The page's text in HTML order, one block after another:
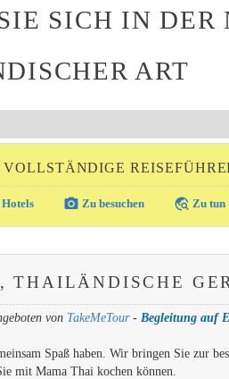
SICH IN
ART
VOLLSTÄNDIGE
photo_camera Zu besuchen travel_explore Zu tun
THAILÄNDISCHE
von TakeMeTour- Begleitung auf
Spaß haben. Wir bringen Sie zur
mit Mama Thai kochen können.